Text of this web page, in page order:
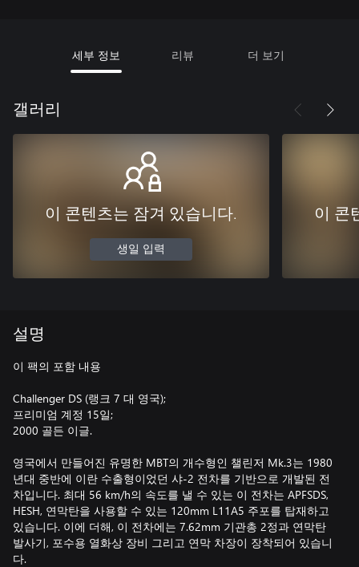
세부 정보 리뷰 더 보기
갤러리
이 콘텐츠는 잠겨 있습니다.
생일 입력
이 콘
설명
이 팩의 포함 내용
Challenger DS (랭크 7 대 영국);
프리미엄 계정 15일;
2000 골든 이글.
영국에서 만들어진 유명한 MBT의 개수형인 챌린저 Mk.3는 1980
년대 중반에 이란 수출형이었던 샤-2 전차를 기반으로 개발된 전
차입니다. 최대 56 km/h의 속도를 낼 수 있는 이 전차는 APFSDS,
HESH, 연막탄을 사용할 수 있는 120mm L11A5 주포를 탑재하고
있습니다. 이에 더해, 이 전차에는 7.62mm 기관총 2정과 연막탄
발사기, 포수용 열화상 장비 그리고 연막 차장이 장착되어 있습니
다.